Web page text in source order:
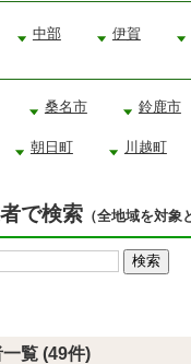
中部 伊賀
桑名市 鈴鹿市
朝日町 川越町
で検索 （全地域を対象
覧 (49件)